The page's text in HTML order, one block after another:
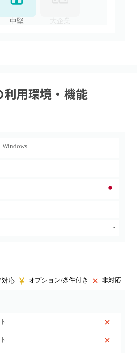
中堅 大企業
利用環境・機能
Windows
-
-
対応 オプション/条件付き 非対応